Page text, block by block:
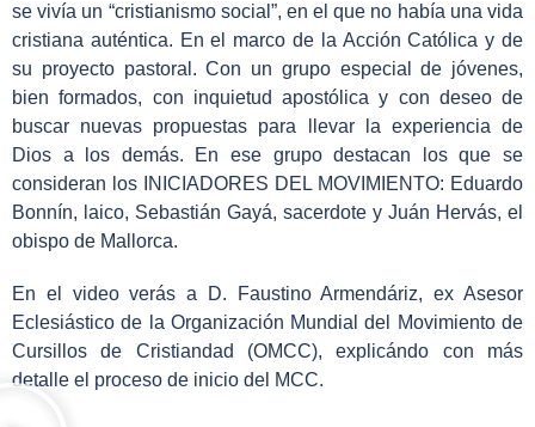
se vivía un “cristianismo social”, en el que no había una vida
cristiana auténtica. En el marco de la Acción Católica y de
su proyecto pastoral. Con un grupo especial de jóvenes,
bien formados, con inquietud apostólica y con deseo de
buscar nuevas propuestas para llevar la experiencia de
Dios a los demás. En ese grupo destacan los que se
consideran los INICIADORES DEL MOVIMIENTO: Eduardo
Bonnín, laico, Sebastián Gayá, sacerdote y Juán Hervás, el
obispo de Mallorca.
En el video verás a D. Faustino Armendáriz, ex Asesor
Eclesiástico de la Organización Mundial del Movimiento de
Cursillos de Cristiandad (OMCC), explicándo con más
detalle el proceso de inicio del MCC.